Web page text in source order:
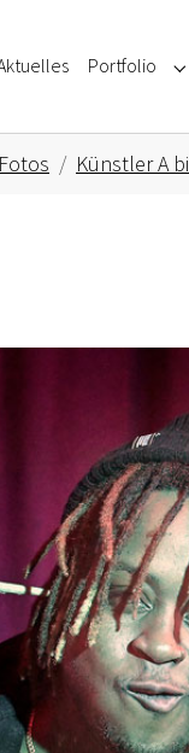
Portfolio
Künstler A